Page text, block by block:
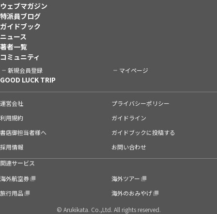
ウェブマガジン
特派員ブログ
ガイドブック
ニュース
著者一覧
コミュニティ
新規会員登録 マイページ
GOOD LUCK TRIP
運営会社
プライバシーポリシー
利用規約
ガイドライン
書店御担当者様へ
ガイドブックに投稿する
採用情報
お問い合わせ
関連サービス
海外航空券
海外ツアー
旅行用品
海外のおみやげ
© Arukikata. Co.,Ltd. All rights reserved.